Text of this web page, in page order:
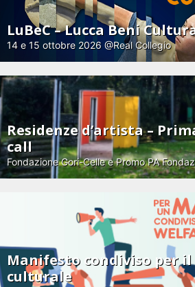
LuBeC – Lucca Beni
14 e 15 ottobre 2026 @Real Collegio
Residenze d’artista –
call
Fondazione Gori-Celle e Promo PA
Manifesto condiviso per
culturale